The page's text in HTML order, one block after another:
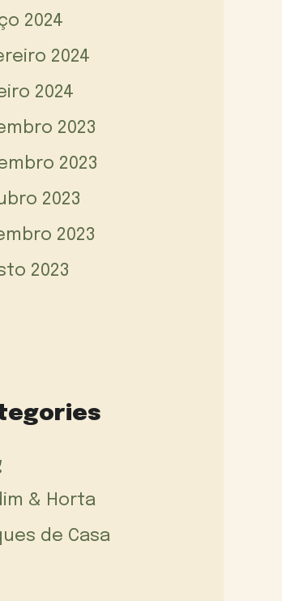
2024
2024
2024
2023
2023
2023
2023
2023
& Horta
de Casa